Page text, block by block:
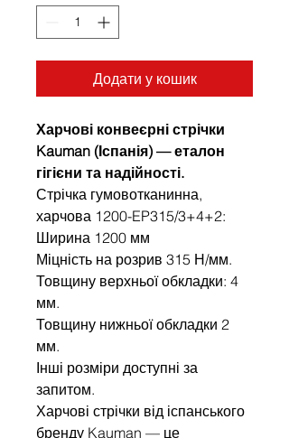
Додати у кошик
Харчові конвеєрні стрічки
Kauman (Іспанія) — еталон
гігієни та надійності.
Стрічка гумовотканинна,
харчова 1200-EP315/3+4+2:
Ширина 1200 мм
Міцність на розрив 315 Н/мм.
Товщину верхньої обкладки: 4
мм.
Товщину нижньої обкладки 2
мм.
Інші розміри доступні за
запитом.
Харчові стрічки від іспанського
бренду Kauman — це